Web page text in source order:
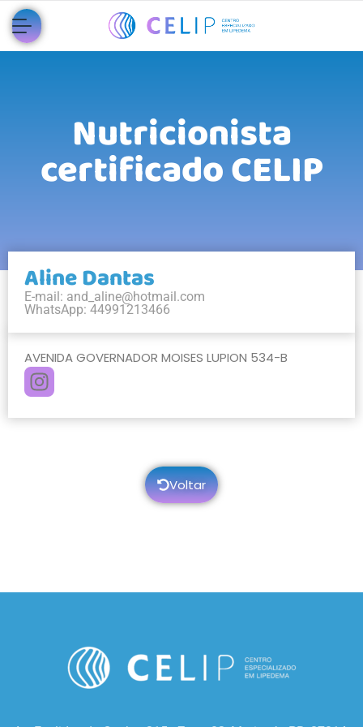
Nutricionista
certificado CELIP
Aline Dantas
E-mail: and_aline@hotmail.com
WhatsApp: 44991213466
AVENIDA GOVERNADOR MOISES LUPION 534-B
Voltar